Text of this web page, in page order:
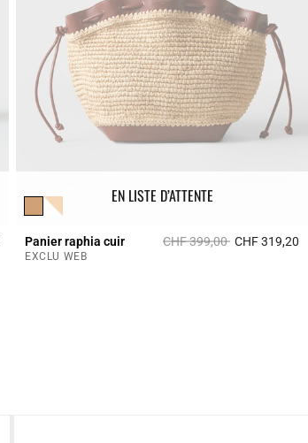
5 out of 5 Customer Rating
EN LISTE D’ATTENTE
Panier raphia cuir Prix réduit à partir de
CHF 399,00àCHF 319,20
EXCLU WEB